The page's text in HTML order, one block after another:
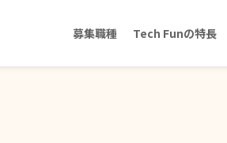
募集職種 Tech Funの特長